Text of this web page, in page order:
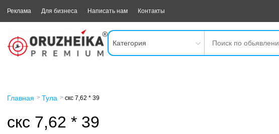
Реклама Для бизнеса Написать нам Контакты
Категория
Главная Тула скс 7,62 * 39
скс 7,62 * 39